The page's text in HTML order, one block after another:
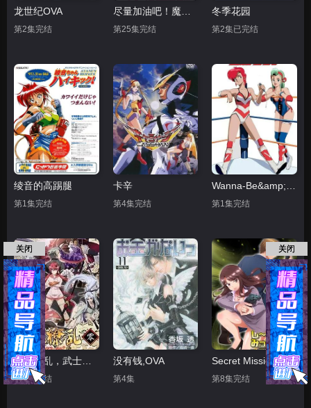
龙世纪OVA
第2集完结 第25集完结
冬季花园
第2集已完结
绫音的高踢腿
第1集完结
卡辛
第4集完结 第1集完结
第2集完结
没有钱,OVA
第4集
Secret Mission潜入捜査官绝对不会输
第8集完结
关闭 关闭